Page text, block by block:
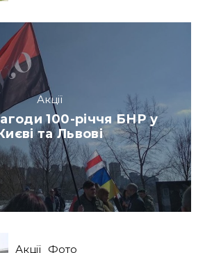
Акції
100-річчя БНР у
та Львові
Акції Фото